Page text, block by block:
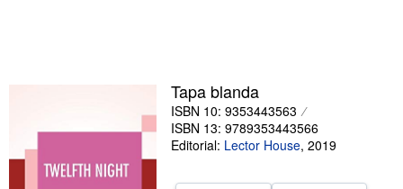
CERRAR
Tapa blanda
ISBN 10: 9353443563
ISBN 13: 9789353443566
Editorial: Lector House, 2019